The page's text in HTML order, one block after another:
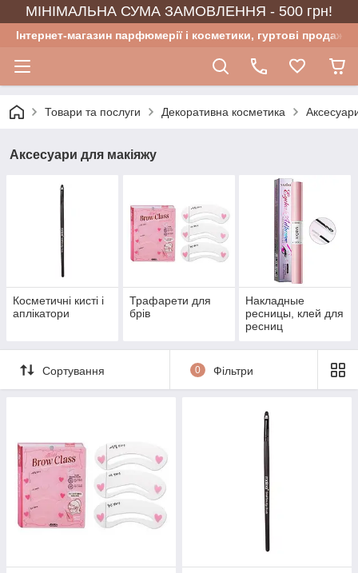
МІНІМАЛЬНА СУМА ЗАМОВЛЕННЯ - 500 грн!
Інтернет-магазин парфюмерії і косметики, гуртові продажі
Товари та послуги Декоративна косметика
Аксесуари для макіяжу
Косметичні кисті і
аплікатори
Трафарети для
брів
Накладные
ресницы, клей для
ресниц
Сортування 0 Фільтри